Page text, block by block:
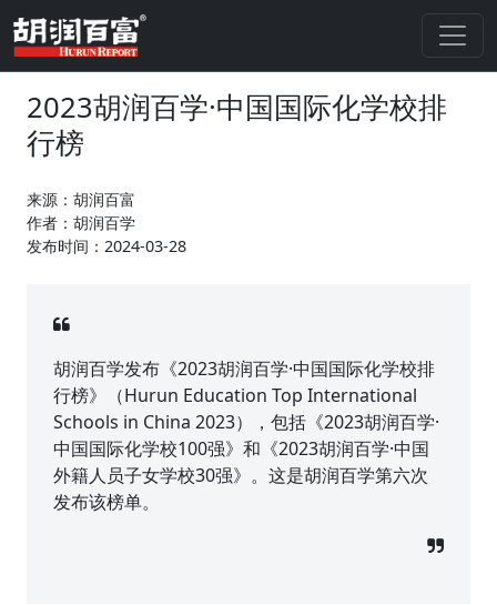
2023胡润百学·中国国际化学校排
行榜
来源：胡润百富
作者：胡润百学
发布时间：2024-03-28
胡润百学发布《2023胡润百学·中国国际化学校排
行榜》（Hurun Education Top International
Schools in China 2023），包括《2023胡润百学·
中国国际化学校100强》和《2023胡润百学·中国
外籍人员子女学校30强》。这是胡润百学第六次
发布该榜单。